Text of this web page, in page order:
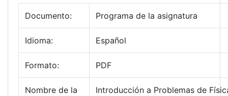
Documento: Programa de la asignatura
Idioma: Español
Formato: PDF
Nombre de la
Introducción a Problemas de